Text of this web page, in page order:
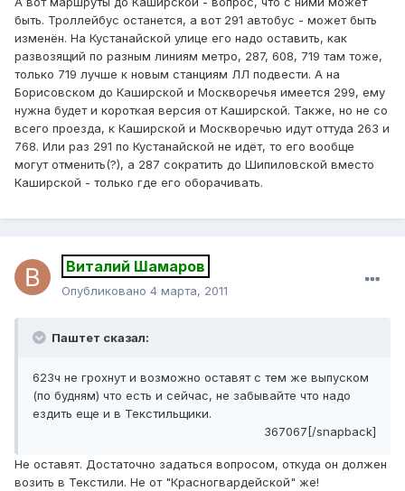
быть. Троллейбус останется, а вот 291 автобус - может быть
изменён. На Кустанайской улице его надо оставить, как
развозящий по разным линиям метро, 287, 608, 719 там тоже,
только 719 лучше к новым станциям ЛЛ подвести. А на
Борисовском до Каширской и Москворечья имеется 299, ему
нужна будет и короткая версия от Каширской. Также, но не со
всего проезда, к Каширской и Москворечью идут оттуда 263 и
768. Или раз 291 по Кустанайской не идёт, то его вообще
могут отменить(?), а 287 сократить до Шипиловской вместо
Каширской - только где его оборачивать.
Виталий Шамаров
Опубликовано 4 марта, 2011
Паштет сказал:
623ч не грохнут и возможно оставят с тем же выпуском
(по будням) что есть и сейчас, не забывайте что надо
ездить еще и в Текстильщики.
367067[/snapback]
Не оставят. Достаточно задаться вопросом, откуда он должен
возить в Текстили. Не от "Красногвардейской" же!